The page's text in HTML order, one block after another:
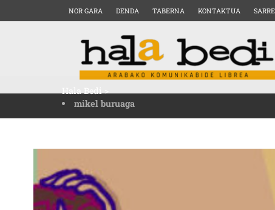
NOR GARA DENDA TABERNA KONTAKTUA
Hala Bedi>
mikel buruaga